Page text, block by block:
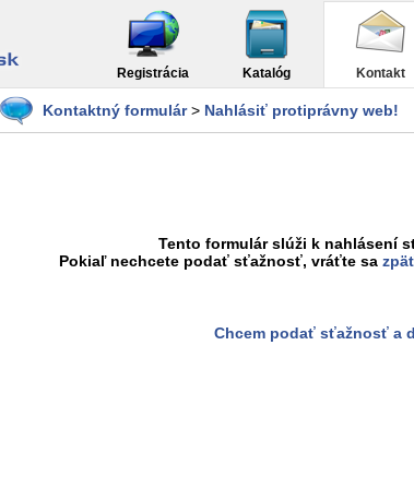
Registrácia Katalóg Kontakt
Kontaktný formulár> Nahlásiť protiprávny web!
Tento formulár slúži k nahlásení
Pokiaľ nechcete podať sťažnosť, vráťte sa
Chcem podať sťažnosť a